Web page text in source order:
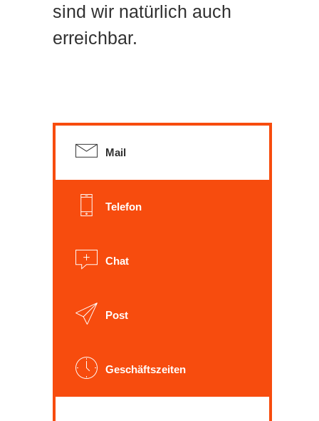
sind wir natürlich auch
erreichbar.
Mail
Telefon
Chat
Post
Geschäftszeiten